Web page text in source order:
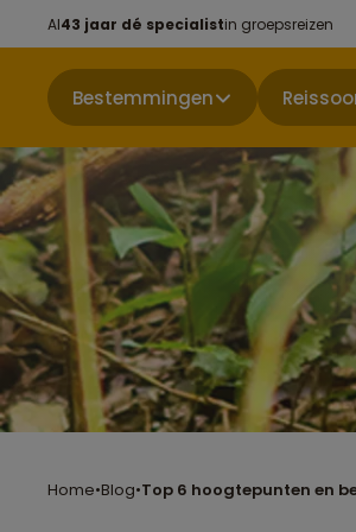
Al43 jaar dé specialistin groepsreizen
Bestemmingen
Home•Blog•Top 6 hoogtepunten en